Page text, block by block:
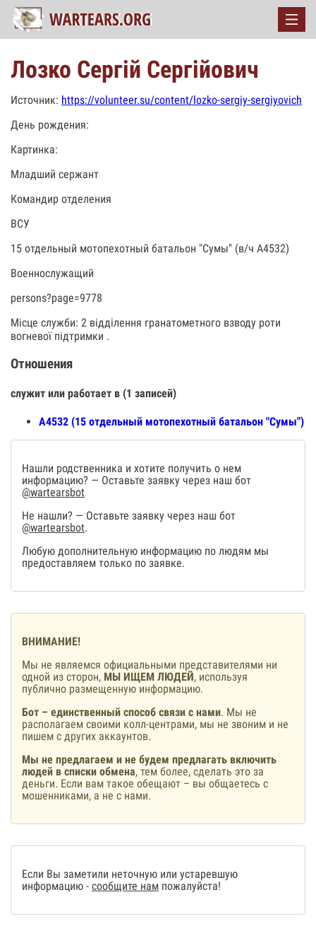
Лозко Сергій Сергійович
Источник: https://volunteer.su/content/lozko-sergiy-sergiyovich
День рождения:
Картинка:
Младший сержант
Командир отделения
ВСУ
15 отдельный мотопехотный батальон "Сумы" (в/ч А4532)
Военнослужащий
persons?page=9778
Місце служби: 2 відділення гранатометного взводу роти
вогневої підтримки .
Отношения
служит или работает в (1 записей)
А4532 (15 отдельный мотопехотный батальон "Сумы")
Нашли родственника и хотите получить о нем
информацию? — Оставьте заявку через наш бот
@wartearsbot
Не нашли? — Оставьте заявку через наш бот
@wartearsbot.
Любую дополнительную информацию по людям мы
предоставляем только по заявке.
ВНИМАНИЕ!
Мы не являемся официальными представителями ни
одной из сторон, МЫ ИЩЕМ ЛЮДЕЙ, используя
публично размещенную информацию.
Бот – единственный способ связи с нами. Мы не
располагаем своими колл-центрами, мы не звоним и не
пишем с других аккаунтов.
Мы не предлагаем и не будем предлагать включить
людей в списки обмена, тем более, сделать это за
деньги. Если вам такое обещают – вы общаетесь с
мошенниками, а не с нами.
Если Вы заметили неточную или устаревшую
информацию - сообщите нам пожалуйста!